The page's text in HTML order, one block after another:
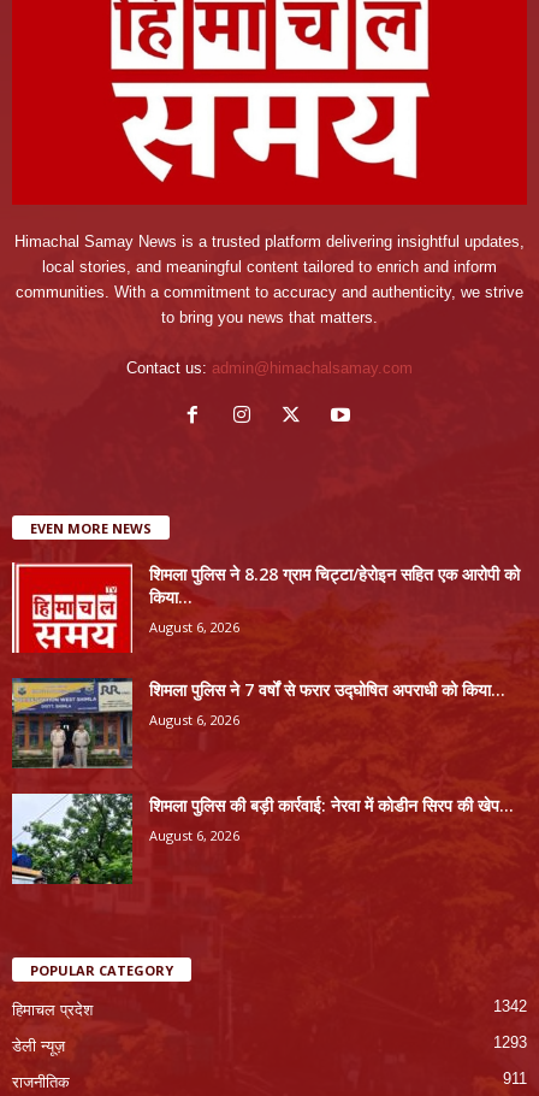
Himachal Samay News is a trusted platform delivering insightful updates,
local stories, and meaningful content tailored to enrich and inform
communities. With a commitment to accuracy and authenticity, we strive
to bring you news that matters.
Contact us: admin@himachalsamay.com
EVEN MORE NEWS
शिमला पुलिस ने 8.28 ग्राम चिट्टा/हेरोइन सहित एक आरोपी को
किया...
August 6, 2026
शिमला पुलिस ने 7 वर्षों से फरार उद्घोषित अपराधी को किया...
August 6, 2026
शिमला पुलिस की बड़ी कार्रवाई: नेरवा में कोडीन सिरप की खेप...
August 6, 2026
POPULAR CATEGORY
हिमाचल प्रदेश 1342
डेली न्यूज़ 1293
राजनीतिक 911